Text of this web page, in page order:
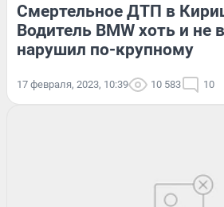
Смертельное ДТП в
Водитель BMW хоть и не
нарушил по-крупному
17 февраля, 2023, 10:39 10 583 10